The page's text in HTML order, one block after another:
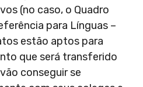
(no caso, o Quadro
para Línguas –
estão aptos para
que será transferido
conseguir se